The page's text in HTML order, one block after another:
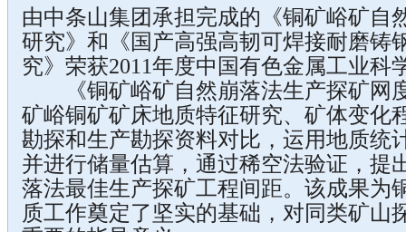
由中条山集团承担完成的《铜矿峪矿自
研究》和《国产高强高韧可焊接耐磨铸
究》荣获2011年度中国有色金属工业科
《铜矿峪矿自然崩落法生产探矿网
矿峪铜矿矿床地质特征研究、矿体变化
勘探和生产勘探资料对比，运用地质统
并进行储量估算，通过稀空法验证，提
落法最佳生产探矿工程间距。该成果为
质工作奠定了坚实的基础，对同类矿山